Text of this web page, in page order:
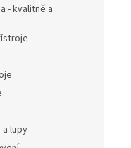
- kvalitně a
lupy